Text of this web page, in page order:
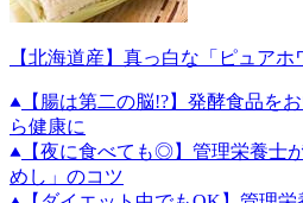
【北海道産】真っ白な「ピュア
【腸は第二の脳!?】発酵食品を
ら健康に
【夜に食べても◎】管理栄養士
めし」のコツ